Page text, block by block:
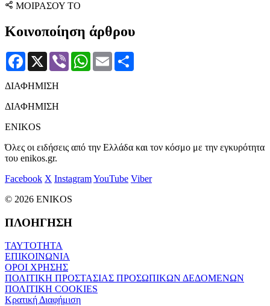
ΜΟΙΡΑΣΟΥ ΤΟ
Κοινοποίηση άρθρου
Facebook
X Viber WhatsApp
Email
ΔΙΑΦΗΜΙΣΗ
ΔΙΑΦΗΜΙΣΗ
ENIKOS
Όλες οι ειδήσεις από την Ελλάδα και τον κόσμο με την εγκυρότητα
του enikos.gr.
Facebook X InstagramYouTube Viber
© 2026 ENIKOS
ΠΛΟΗΓΗΣΗ
ΤΑΥΤΟΤΗΤΑ
ΕΠΙΚΟΙΝΩΝΙΑ
ΟΡΟΙ ΧΡΗΣΗΣ
ΠΟΛΙΤΙΚΗ ΠΡΟΣΤΑΣΙΑΣ ΠΡΟΣΩΠΙΚΩΝ ΔΕΔΟΜΕΝΩΝ
ΠΟΛΙΤΙΚΗ COOKIES
Κρατική Διαφήμιση